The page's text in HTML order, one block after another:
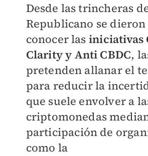
Desde las trincheras
Republicano se dieron
conocer las iniciativas
Clarity y Anti CBDC,
pretenden allanar el
para reducir la
que suele envolver a
criptomonedas
participación de
como la